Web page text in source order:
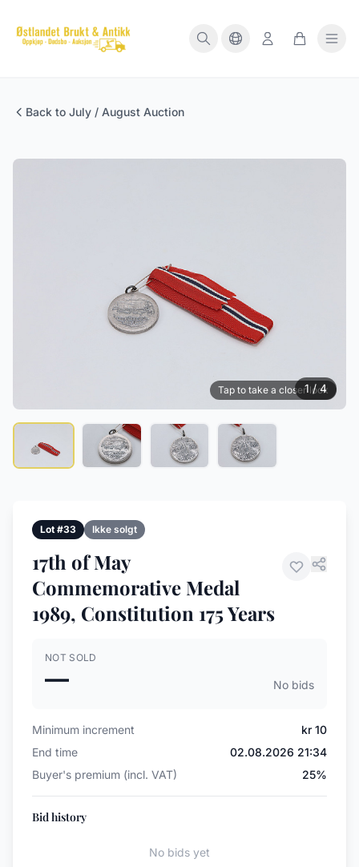
Back to July / August Auction
Tap to take a closer look
1 / 4
Lot #33 Ikke solgt
17th of May
Commemorative Medal
1989, Constitution 175 Years
NOT SOLD
— No bids
Minimum increment
kr 10
End time
02.08.2026 21:34
Buyer's premium (incl. VAT)
25%
Bid history
No bids yet